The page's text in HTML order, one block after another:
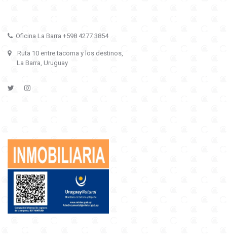
Oficina La Barra +598 4277 3854
Ruta 10 entre tacoma y los destinos,
La Barra, Uruguay